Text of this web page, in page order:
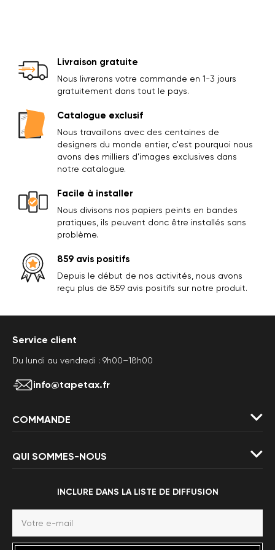
Livraison gratuite
Nous livrerons votre commande en 1-3 jours
gratuitement dans tout le pays.
Catalogue exclusif
Nous travaillons avec des centaines de
designers du monde entier, c'est pourquoi nous
avons des milliers d'images exclusives dans
notre catalogue.
Facile à installer
Nous divisons nos papiers peints en bandes
pratiques, ils peuvent donc être installés sans
problème.
859 avis positifs
Depuis le début de nos activités, nous avons
reçu plus de 859 avis positifs sur notre produit.
Service client
Du lundi au vendredi : 9h00–18h00
info@tapetax.fr
COMMANDE
QUI SOMMES-NOUS
INCLURE DANS LA LISTE DE DIFFUSION